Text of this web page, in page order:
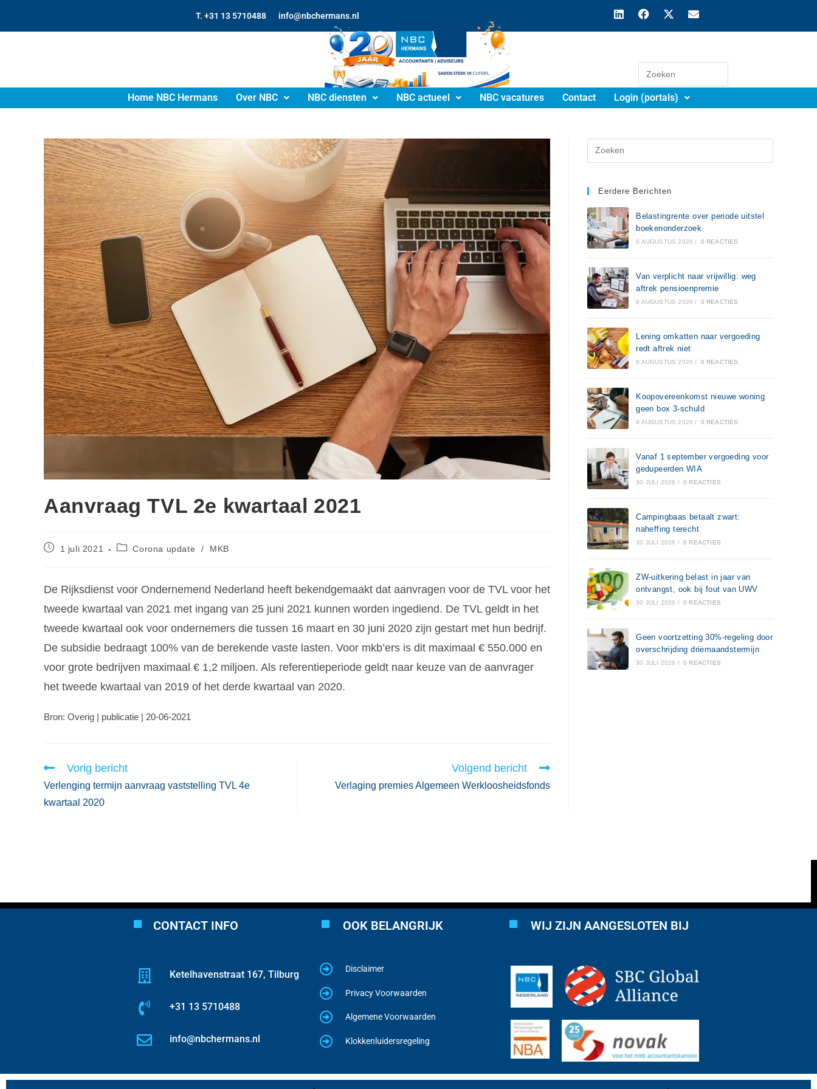
T. +31 13 5710488 info@nbchermans.nl
Home NBC Hermans Over NBC NBC diensten NBC actueel NBC vacatures Contact Login (portals)
Aanvraag TVL 2e kwartaal 2021
1 juli 2021 Corona update / MKB
De Rijksdienst voor Ondernemend Nederland heeft bekendgemaakt dat aanvragen voor de TVL voor het
tweede kwartaal van 2021 met ingang van 25 juni 2021 kunnen worden ingediend. De TVL geldt in het
tweede kwartaal ook voor ondernemers die tussen 16 maart en 30 juni 2020 zijn gestart met hun bedrijf.
De subsidie bedraagt 100% van de berekende vaste lasten. Voor mkb’ers is dit maximaal € 550.000 en
voor grote bedrijven maximaal € 1,2 miljoen. Als referentieperiode geldt naar keuze van de aanvrager
het tweede kwartaal van 2019 of het derde kwartaal van 2020.
Bron: Overig | publicatie | 20-06-2021
Vorig bericht
Verlenging termijn aanvraag vaststelling TVL 4e
kwartaal 2020
Volgend bericht
Verlaging premies Algemeen Werkloosheidsfonds
Eerdere Berichten
Belastingrente over periode uitstel
boekenonderzoek
6 AUGUSTUS 2026 / 0 REACTIES
Van verplicht naar vrijwillig: weg
aftrek pensioenpremie
6 AUGUSTUS 2026 / 0 REACTIES
Lening omkatten naar vergoeding
redt aftrek niet
6 AUGUSTUS 2026 / 0 REACTIES
Koopovereenkomst nieuwe woning
geen box 3-schuld
6 AUGUSTUS 2026 / 0 REACTIES
Vanaf 1 september vergoeding voor
gedupeerden WIA
30 JULI 2026 / 0 REACTIES
Campingbaas betaalt zwart:
naheffing terecht
30 JULI 2026 / 0 REACTIES
ZW-uitkering belast in jaar van
ontvangst, ook bij fout van UWV
30 JULI 2026 / 0 REACTIES
Geen voortzetting 30%-regeling door
overschrijding driemaandstermijn
30 JULI 2026 / 0 REACTIES
CONTACT INFO
Ketelhavenstraat 167, Tilburg
+31 13 5710488
info@nbchermans.nl
OOK BELANGRIJK
Disclaimer
Privacy Voorwaarden
Algemene Voorwaarden
Klokkenluidersregeling
WIJ ZIJN AANGESLOTEN BIJ